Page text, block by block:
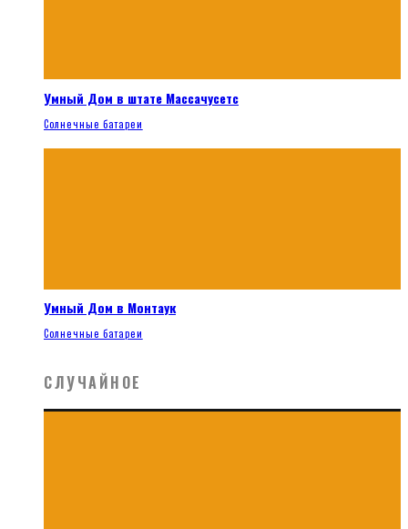
Умный Дом в штате Массачусетс
Солнечные батареи
Умный Дом в Монтаук
Солнечные батареи
СЛУЧАЙНОЕ